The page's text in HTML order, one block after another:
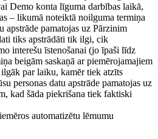
Demo konta līguma darbības laikā,
– likumā noteiktā noilguma termiņa
apstrāde pamatojas uz Pārzinim
tiks apstrādāti tik ilgi, cik
interešu īstenošanai (jo īpaši līdz
beigām saskaņā ar piemērojamajiem
par laiku, kamēr tiek atzīts
personas datu apstrāde pamatojas uz
kad šāda piekrišana tiek faktiski
automatizētu lēmumu